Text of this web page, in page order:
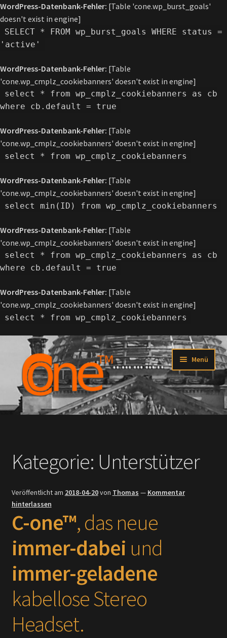
WordPress-Datenbank-Fehler: [Table 'cone.wp_burst_goals'
doesn't exist in engine]
SELECT * FROM wp_burst_goals WHERE status =
'active'
WordPress-Datenbank-Fehler: [Table
'cone.wp_cmplz_cookiebanners' doesn't exist in engine]
select * from wp_cmplz_cookiebanners as cb
where cb.default = true
WordPress-Datenbank-Fehler: [Table
'cone.wp_cmplz_cookiebanners' doesn't exist in engine]
select * from wp_cmplz_cookiebanners
WordPress-Datenbank-Fehler: [Table
'cone.wp_cmplz_cookiebanners' doesn't exist in engine]
select min(ID) from wp_cmplz_cookiebanners
WordPress-Datenbank-Fehler: [Table
'cone.wp_cmplz_cookiebanners' doesn't exist in engine]
select * from wp_cmplz_cookiebanners as cb
where cb.default = true
WordPress-Datenbank-Fehler: [Table
'cone.wp_cmplz_cookiebanners' doesn't exist in engine]
select * from wp_cmplz_cookiebanners
Navigation
springen
Inhalt
springen
Menü
Startseite
Investoren & Händler
Fakten
Presse und Medien
Kategorie: Unterstützer
Veröffentlicht am 2018-04-20von Thomas — Kommentar
hinterlassen
C-one™, das neue
immer-dabei und
immer-geladene
kabellose Stereo
Headset.